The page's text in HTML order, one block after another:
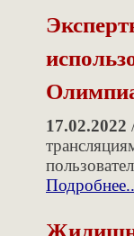
17.02.2022